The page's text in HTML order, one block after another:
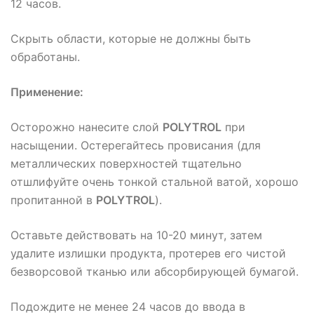
12 часов.
Скрыть области, которые не должны быть
обработаны.
Применение:
Осторожно нанесите слой POLYTROL при
насыщении. Остерегайтесь провисания (для
металлических поверхностей тщательно
отшлифуйте очень тонкой стальной ватой, хорошо
пропитанной в POLYTROL).
Оставьте действовать на 10-20 минут, затем
удалите излишки продукта, протерев его чистой
безворсовой тканью или абсорбирующей бумагой.
Подождите не менее 24 часов до ввода в